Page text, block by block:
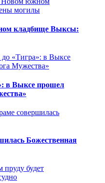
кладбище Выксы:
в Выксе прошел
Божественная